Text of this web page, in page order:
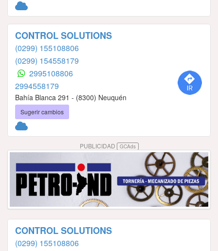
CONTROL SOLUTIONS
(0299) 155108806
(0299) 154558179
2995108806
2994558179
Bahía Blanca 291 - (8300) Neuquén
Sugerir cambios
PUBLICIDAD GCAds
CONTROL SOLUTIONS
(0299) 155108806